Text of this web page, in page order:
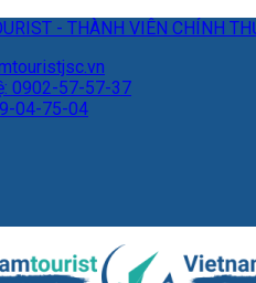
- THÀNH VIÊN CHÍNH
0902-57-57-37
04-75-04